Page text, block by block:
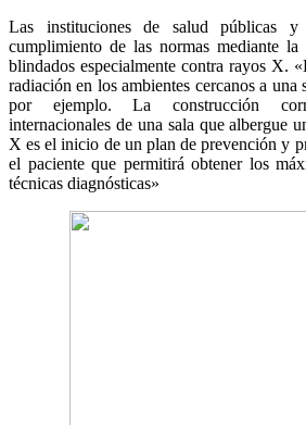
Las instituciones de salud públicas
cumplimiento de las normas mediante la
blindados especialmente contra rayos X.
radiación en los ambientes cercanos a una
por ejemplo. La construcción
internacionales de una sala que albergue
X es el inicio de un plan de prevención y
el paciente que permitirá obtener los
técnicas diagnósticas»